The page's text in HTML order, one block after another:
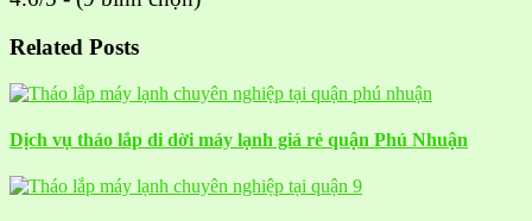
Related Posts
Dịch vụ tháo lắp di dời máy lạnh giá rẻ quận Phú Nhuận